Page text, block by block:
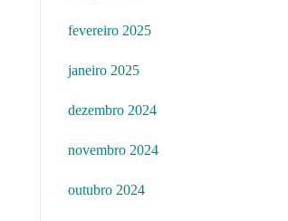
fevereiro 2025
janeiro 2025
dezembro 2024
novembro 2024
outubro 2024